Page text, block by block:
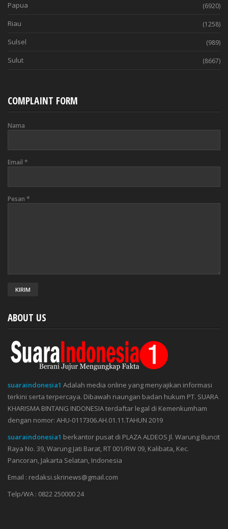
Papua (6920)
Riau (1258)
Sulsel (989)
Sulut (8667)
COMPLAINT FORM
Nama
Email *
Pesan *
ABOUT US
suaraindonesia1 Adalah media online yang menyajikan informasi
terkini serta terpercaya. Dibawah naungan badan hukum PT. SUARA
KHARISMA BINTANG INDONESIA terdaftar legal di Kemenkumham
dengan nomor: AHU-0117306.AH.01.11.TAHUN 2019
suaraindonesia1 berkantor pusat di PLAZA ALDEOS Jl. Warung Buncit
Raya No. 39, Warung Jati Barat, RT 001/RW 09, Kalibata, Kec.
Pancoran, Jakarta Selatan, Indonesia
Email : redaksi.skrinews@gmail.com
Telp/WA : 0822 250000 24